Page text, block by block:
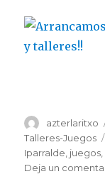
Autor
azterlaritxo
Talleres-Juegos
Iparralde juegos
Deja un